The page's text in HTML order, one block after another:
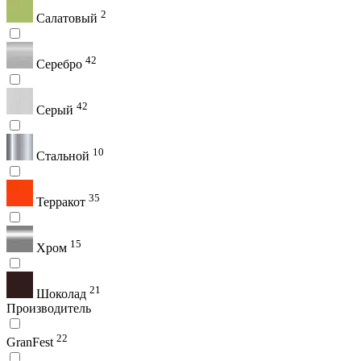
Салатовый 2
Серебро 42
Серый 42
Стальной 10
Терракот 35
Хром 15
Шоколад 21
Производитель
GranFest 22